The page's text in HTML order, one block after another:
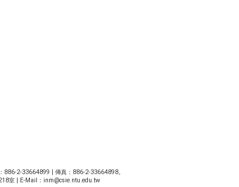
886-2-33664899 | 傳真：886-2-33664898。
室 | E-Mail： inm@csie.ntu.edu.tw